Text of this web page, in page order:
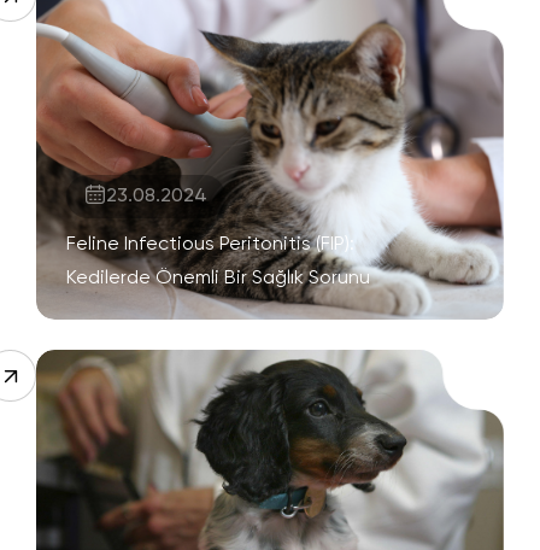
23.08.2024
Feline Infectious Peritonitis (FIP):
Kedilerde Önemli Bir Sağlık Sorunu